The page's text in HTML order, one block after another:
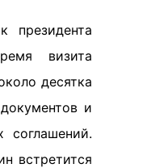
президента
визита
десятка
и
соглашений.
встретится